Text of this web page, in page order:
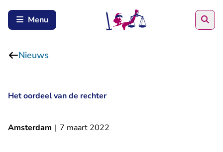
Menu
Nieuws
Het oordeel van de rechter
Amsterdam | 7 maart 2022